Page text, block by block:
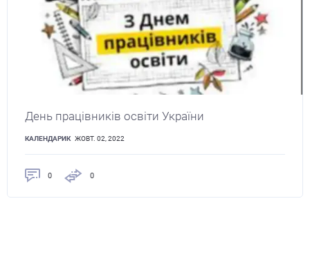
День працівників освіти України
КАЛЕНДАРИК ЖОВТ. 02, 2022
0 0